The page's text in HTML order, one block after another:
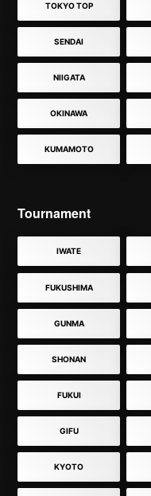
TOKYO TOP
SENDAI
NIIGATA
OKINAWA
KUMAMOTO
Tournament
IWATE
FUKUSHIMA
GUNMA
SHONAN
FUKUI
GIFU
KYOTO